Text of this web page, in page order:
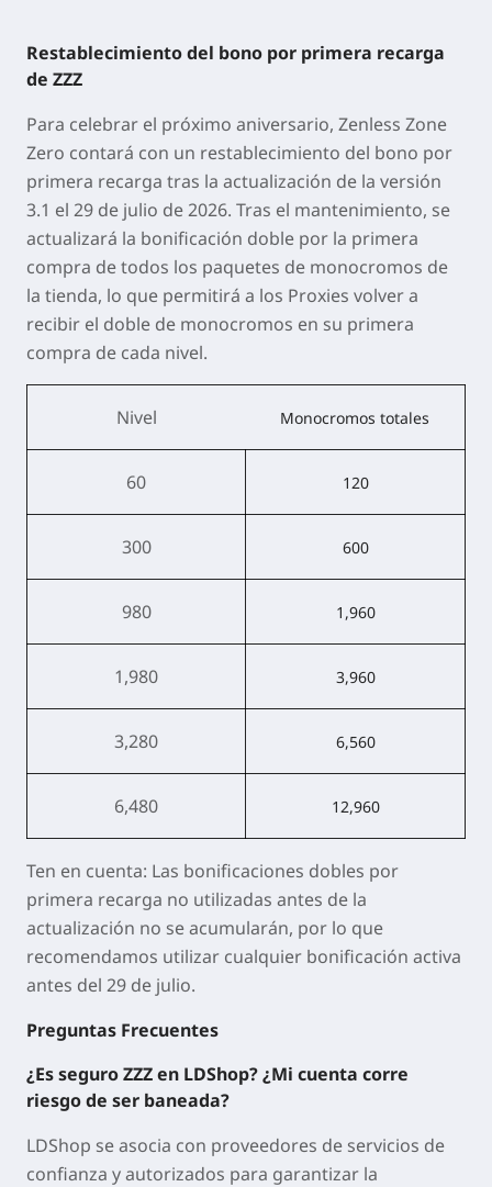
Restablecimiento del bono por primera recarga
de ZZZ
Para celebrar el próximo aniversario, Zenless Zone
Zero contará con un restablecimiento del bono por
primera recarga tras la actualización de la versión
3.1 el 29 de julio de 2026. Tras el mantenimiento, se
actualizará la bonificación doble por la primera
compra de todos los paquetes de monocromos de
la tienda, lo que permitirá a los Proxies volver a
recibir el doble de monocromos en su primera
compra de cada nivel.
Nivel Monocromos totales
60 120
300 600
980 1,960
1,980 3,960
3,280 6,560
6,480 12,960
Ten en cuenta: Las bonificaciones dobles por
primera recarga no utilizadas antes de la
actualización no se acumularán, por lo que
recomendamos utilizar cualquier bonificación activa
antes del 29 de julio.
Preguntas Frecuentes
¿Es seguro ZZZ en LDShop? ¿Mi cuenta corre
riesgo de ser baneada?
LDShop se asocia con proveedores de servicios de
confianza y autorizados para garantizar la